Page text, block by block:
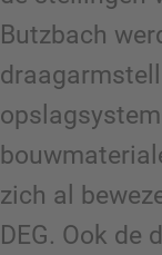
Butzbach
zich al
DEG. Ook de